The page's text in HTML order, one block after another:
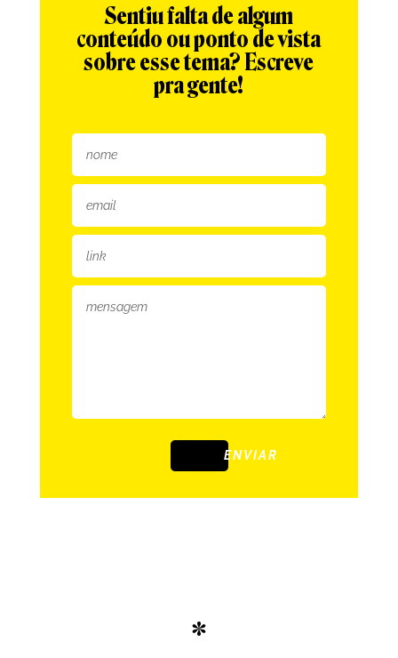
Sentiu falta de algum
conteúdo ou ponto de vista
sobre esse tema? Escreve
pra gente!
ENVIAR
*